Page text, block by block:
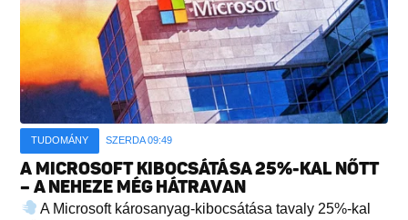
TUDOMÁNY SZERDA 09:49
A MICROSOFT KIBOCSÁTÁSA 25%-KAL NŐTT
– A NEHEZE MÉG HÁTRAVAN
A Microsoft károsanyag-kibocsátása tavaly 25%-kal